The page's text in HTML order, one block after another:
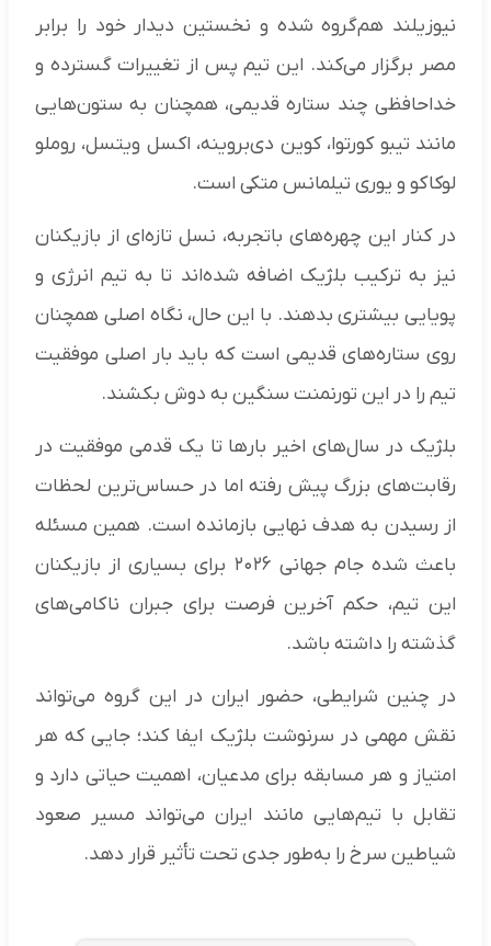
نیوزیلند هم‌گروه شده و نخستین دیدار خود را برابر
مصر برگزار می‌کند. این تیم پس از تغییرات گسترده و
خداحافظی چند ستاره قدیمی، همچنان به ستون‌هایی
مانند تیبو کورتوا، کوین دی‌بروینه، اکسل ویتسل، روملو
لوکاکو و یوری تیلمانس متکی است.
در کنار این چهره‌های باتجربه، نسل تازه‌ای از بازیکنان
نیز به ترکیب بلژیک اضافه شده‌اند تا به تیم انرژی و
پویایی بیشتری بدهند. با این حال، نگاه اصلی همچنان
روی ستاره‌های قدیمی است که باید بار اصلی موفقیت
تیم را در این تورنمنت سنگین به دوش بکشند.
بلژیک در سال‌های اخیر بارها تا یک قدمی موفقیت در
رقابت‌های بزرگ پیش رفته اما در حساس‌ترین لحظات
از رسیدن به هدف نهایی بازمانده است. همین مسئله
باعث شده جام جهانی ۲۰۲۶ برای بسیاری از بازیکنان
این تیم، حکم آخرین فرصت برای جبران ناکامی‌های
گذشته را داشته باشد.
در چنین شرایطی، حضور ایران در این گروه می‌تواند
نقش مهمی در سرنوشت بلژیک ایفا کند؛ جایی که هر
امتیاز و هر مسابقه برای مدعیان، اهمیت حیاتی دارد و
تقابل با تیم‌هایی مانند ایران می‌تواند مسیر صعود
شیاطین سرخ را به‌طور جدی تحت تأثیر قرار دهد.